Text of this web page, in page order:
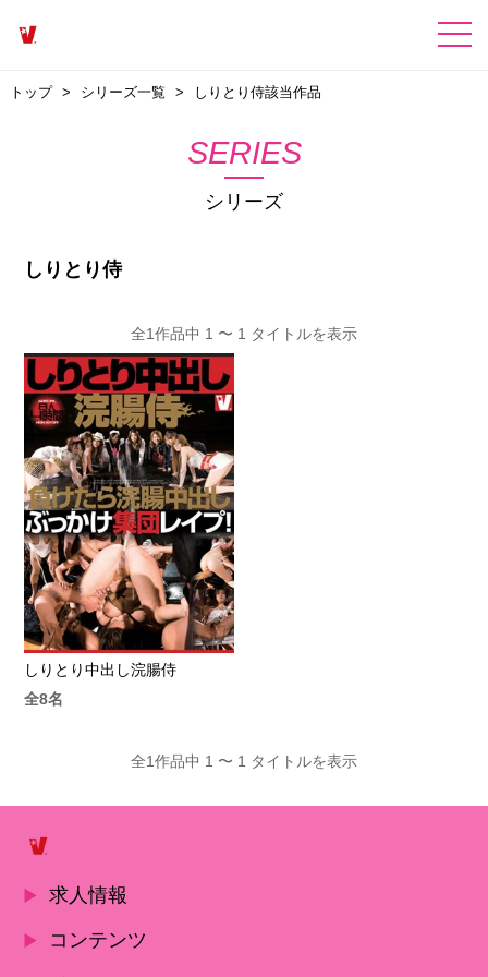
トップ シリーズ一覧 しりとり侍該当作品
SERIES
シリーズ
しりとり侍
全1作品中 1 〜 1 タイトルを表示
しりとり中出し浣腸侍
全8名
全1作品中 1 〜 1 タイトルを表示
求人情報
コンテンツ